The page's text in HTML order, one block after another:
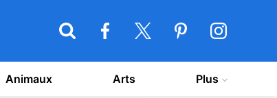
Animaux Arts Plus